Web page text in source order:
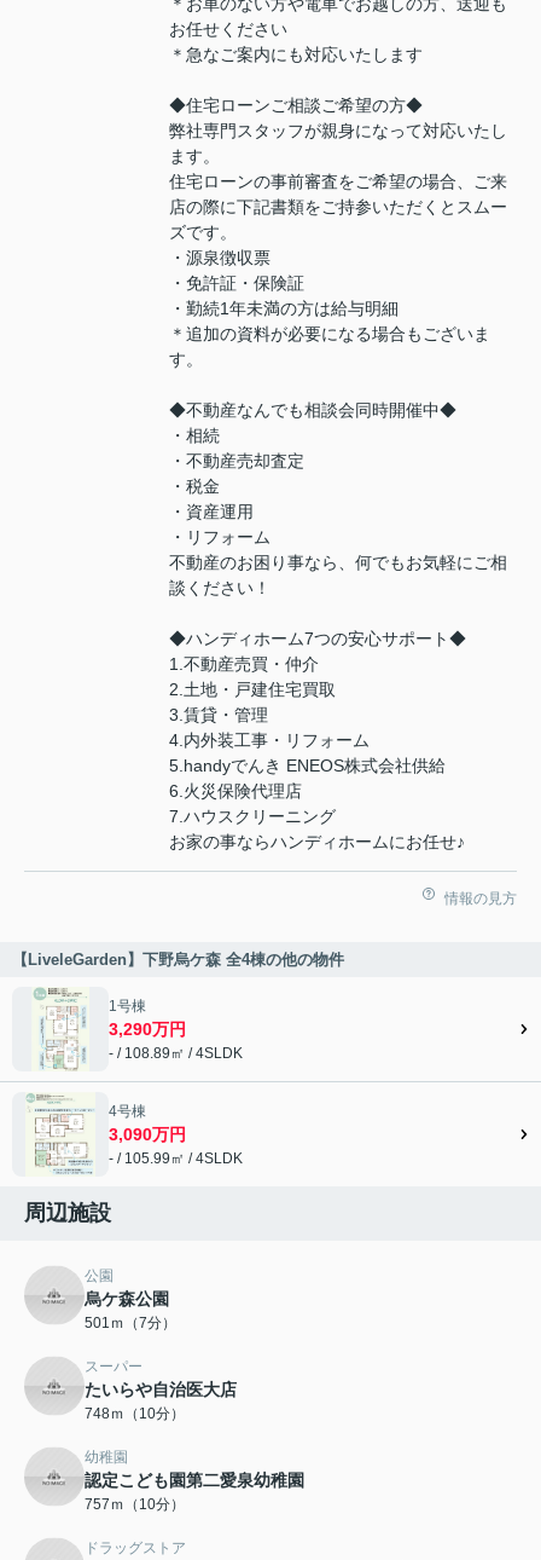
お任せください
＊急なご案内にも対応いたします
◆住宅ローンご相談ご希望の方◆
弊社専門スタッフが親身になって対応いたし
ます。
住宅ローンの事前審査をご希望の場合、ご来
店の際に下記書類をご持参いただくとスムー
ズです。
・源泉徴収票
・免許証・保険証
・勤続1年未満の方は給与明細
＊追加の資料が必要になる場合もございま
す。
◆不動産なんでも相談会同時開催中◆
・相続
・不動産売却査定
・税金
・資産運用
・リフォーム
不動産のお困り事なら、何でもお気軽にご相
談ください！
◆ハンディホーム7つの安心サポート◆
1.不動産売買・仲介
2.土地・戸建住宅買取
3.賃貸・管理
4.内外装工事・リフォーム
5.handyでんき ENEOS株式会社供給
6.火災保険代理店
7.ハウスクリーニング
お家の事ならハンディホームにお任せ♪
情報の見方
【LiveleGarden】下野烏ケ森 全4棟の他の物件
1号棟
3,290万円
- / 108.89㎡ / 4SLDK
4号棟
3,090万円
- / 105.99㎡ / 4SLDK
周辺施設
公園
烏ケ森公園
501ｍ（7分）
スーパー
たいらや自治医大店
748ｍ（10分）
幼稚園
認定こども園第二愛泉幼稚園
757ｍ（10分）
ドラッグストア